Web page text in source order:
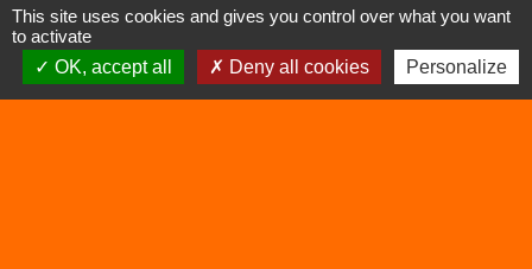
38390 Vertrieu - FRANCE
+33 4 74 90 61 68
This site uses cookies and gives you control over what you want
to activate
OK, accept all
Deny all cookies Personalize